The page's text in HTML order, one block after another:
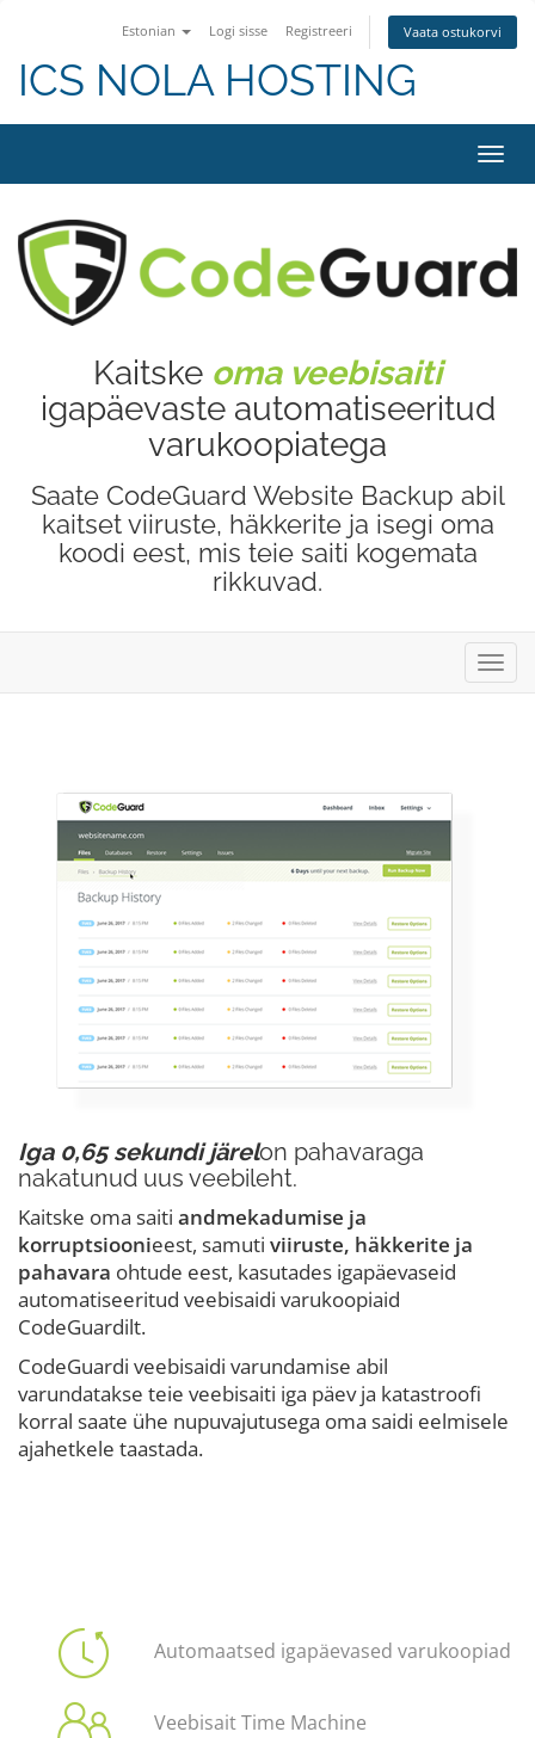
Estonian Logi sisse Registreeri Vaata ostukorvi
ICS NOLA HOSTING
Kaitske oma veebisaiti
igapäevaste automatiseeritud
varukoopiatega
Saate CodeGuard Website Backup abil
kaitset viiruste, häkkerite ja isegi oma
koodi eest, mis teie saiti kogemata
rikkuvad.
Iga 0,65 sekundi järelon pahavaraga
nakatunud uus veebileht.
Kaitske oma saiti andmekadumise ja
korruptsioonieest, samuti viiruste, häkkerite ja
pahavara ohtude eest, kasutades igapäevaseid
automatiseeritud veebisaidi varukoopiaid
CodeGuardilt.
CodeGuardi veebisaidi varundamise abil
varundatakse teie veebisaiti iga päev ja katastroofi
korral saate ühe nupuvajutusega oma saidi eelmisele
ajahetkele taastada.
Automaatsed igapäevased varukoopiad
Veebisait Time Machine